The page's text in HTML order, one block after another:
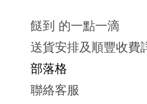
餸到 的一點一滴
送貨安排及順豐收費
部落格
聯絡客服